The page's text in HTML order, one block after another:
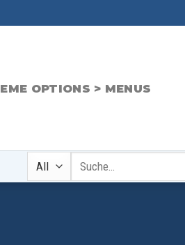
OPTIONS > MENUS
Suche
nach: